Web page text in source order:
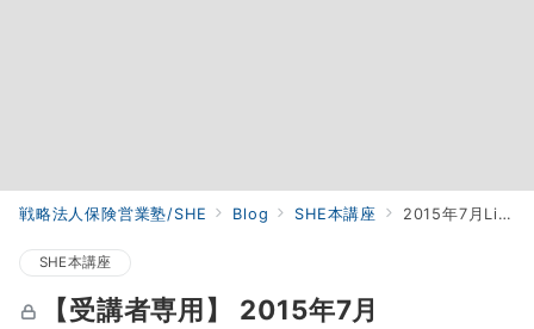
戦略法人保険営業塾/SHE Blog SHE本講座 2015年7月LiveSHE（合宿2日目）勉強会ビデオ（メンバー限定）
SHE本講座
【受講者専用】 2015年7月